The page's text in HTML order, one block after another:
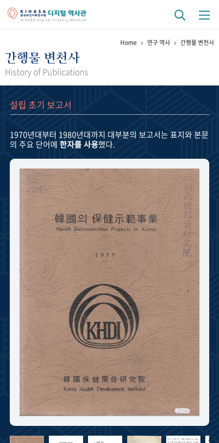
걸어온 길 기관 변천사
정책과 연구 키워드로 보는 연구 역사
연구자들
기록물 아카이브
사진 아카이브 문서 기록물 행정박물 영상 기록물
주년 기념
성과 50선 숫자로 보는 50년 50+1주년 광장
세계와 함께 한 KIHASA
VR 역사관
Home 연구 역사 간행물 변천사
간행물 변천사
History of Publications
설립 초기 보고서
1970년대부터 1980년대까지 대부분의 보고서는 표지와 본문
의 주요 단어에 한자를 사용했다.